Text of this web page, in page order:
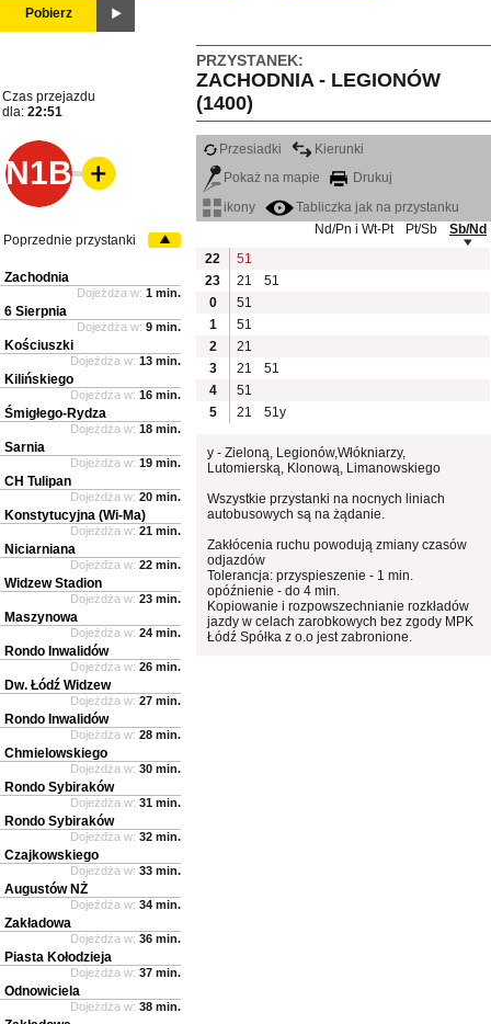
Pobierz
PRZYSTANEK:
ZACHODNIA - LEGIONÓW
(1400)
Czas przejazdu
dla: 22:51
N1B
Przesiadki
Kierunki
Pokaż na mapie
Drukuj
ikony
Tabliczka jak na przystanku
Nd/Pn i Wt-Pt
Pt/Sb
Sb/Nd
22
51
23
21
51
0
51
1
51
2
21
3
21
51
4
51
5
21 51y
y - Zieloną, Legionów,Włókniarzy,
Lutomierską, Klonową, Limanowskiego
Wszystkie przystanki na nocnych liniach
autobusowych są na żądanie.
Zakłócenia ruchu powodują zmiany czasów
odjazdów
Tolerancja: przyspieszenie - 1 min.
opóźnienie - do 4 min.
Kopiowanie i rozpowszechnianie rozkładów
jazdy w celach zarobkowych bez zgody MPK
Łódź Spółka z o.o jest zabronione.
Poprzednie przystanki
Zachodnia
Dojeżdża w: 1 min.
6 Sierpnia
Dojeżdża w: 9 min.
Kościuszki
Dojeżdża w: 13 min.
Kilińskiego
Dojeżdża w: 16 min.
Śmigłego-Rydza
Dojeżdża w: 18 min.
Sarnia
Dojeżdża w: 19 min.
CH Tulipan
Dojeżdża w: 20 min.
Konstytucyjna (Wi-Ma)
Dojeżdża w: 21 min.
Niciarniana
Dojeżdża w: 22 min.
Widzew Stadion
Dojeżdża w: 23 min.
Maszynowa
Dojeżdża w: 24 min.
Rondo Inwalidów
Dojeżdża w: 26 min.
Dw. Łódź Widzew
Dojeżdża w: 27 min.
Rondo Inwalidów
Dojeżdża w: 28 min.
Chmielowskiego
Dojeżdża w: 30 min.
Rondo Sybiraków
Dojeżdża w: 31 min.
Rondo Sybiraków
Dojeżdża w: 32 min.
Czajkowskiego
Dojeżdża w: 33 min.
Augustów NŻ
Dojeżdża w: 34 min.
Zakładowa
Dojeżdża w: 36 min.
Piasta Kołodzieja
Dojeżdża w: 37 min.
Odnowiciela
Dojeżdża w: 38 min.